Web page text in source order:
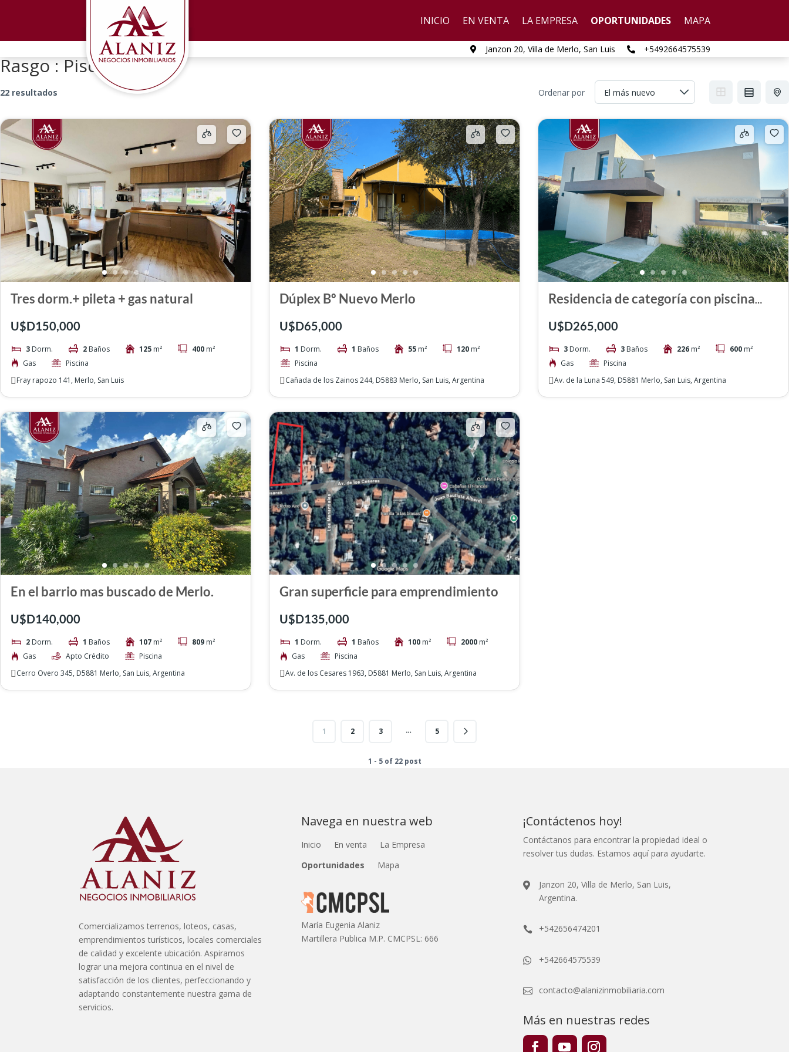
INICIO EN VENTA LA EMPRESA OPORTUNIDADES MAPA
 Janzon 20, Villa de Merlo, San Luis  +5492664575539
Rasgo :Piscina
22 resultados Ordenar por
Tres dorm.+ pileta + gas natural
U$D150,000
3 Dorm. 2 Baños 125 m² 400 m²
Gas
Piscina
Fray rapozo 141, Merlo, San Luis
Dúplex Bº Nuevo Merlo
U$D65,000
1 Dorm. 1 Baños 55 m² 120 m²
Piscina
Cañada de los Zainos 244, D5883 Merlo, San Luis, Argentina
Residencia de categoría con piscina
de Merlo
U$D265,000
3 Dorm. 3 Baños 226 m² 600 m²
Gas
Piscina
Av. de la Luna 549, D5881 Merlo, San Luis, Argentina
En el barrio mas buscado de Merlo.
U$D140,000
2 Dorm. 1 Baños 107 m² 809 m²
Gas
Apto Crédito
Piscina
Cerro Overo 345, D5881 Merlo, San Luis, Argentina
Gran superficie para emprendimiento
U$D135,000
1 Dorm. 1 Baños 100 m² 2000 m²
Gas
Piscina
Av. de los Cesares 1963, D5881 Merlo, San Luis, Argentina
1 2 3 … 5
1 - 5 of 22 post
Comercializamos terrenos, loteos, casas,
emprendimientos turísticos, locales comerciales
de calidad y excelente ubicación. Aspiramos
lograr una mejora continua en el nivel de
satisfacción de los clientes, perfeccionando y
adaptando constantemente nuestra gama de
servicios.
Navega en nuestra web
Inicio En venta
La Empresa
Oportunidades
Mapa
María Eugenia Alaniz
Martillera Publica M.P. CMCPSL: 666
¡Contáctenos hoy!
Contáctanos para encontrar la propiedad ideal o
resolver tus dudas. Estamos aquí para ayudarte.

Janzon 20, Villa de Merlo, San Luis,
Argentina.
 +542656474201
 +542664575539
 contacto@alanizinmobiliaria.com
Más en nuestras redes